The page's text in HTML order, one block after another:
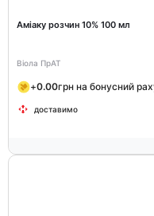
Аміаку розчин 10% 100 мл
Віола ПрАТ
+0.00грн на бонусний
доставимо